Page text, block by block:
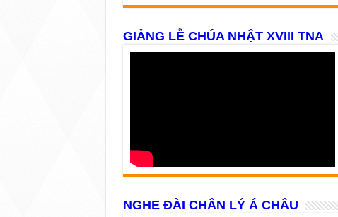
GIẢNG LỄ CHÚA NHẬT XVIII TNA
NGHE ĐÀI CHÂN LÝ Á CHÂU